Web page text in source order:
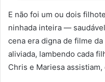
E não foi um ou dois
ninhada inteira —
cena era digna de filme
aliviada, lambendo cada
Chris e Mariesa